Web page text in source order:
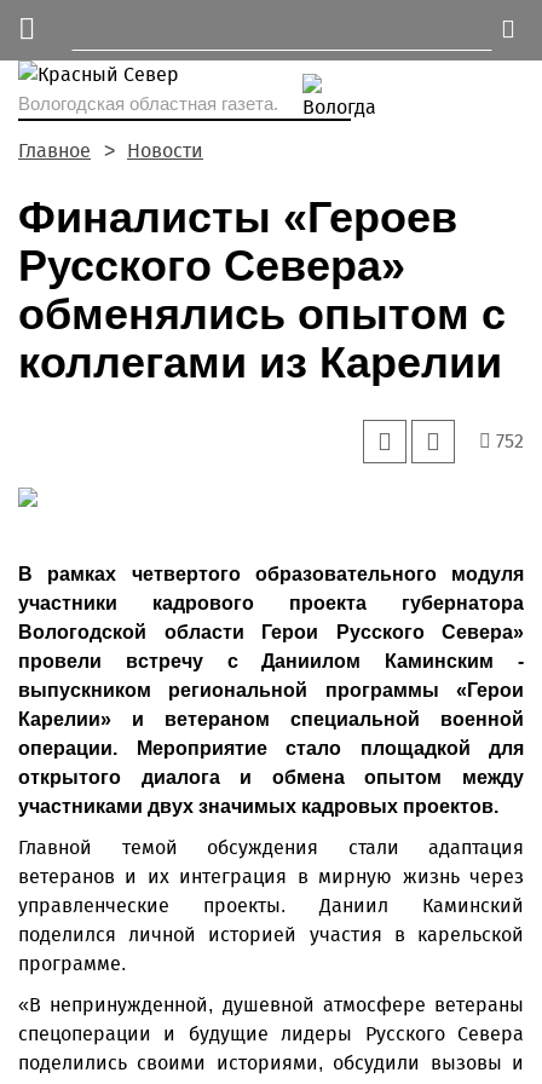
Вологодская областная газета.
Главное Новости
Финалисты «Героев
Русского Севера»
обменялись опытом с
коллегами из Карелии
752
В рамках четвертого образовательного модуля
участники кадрового проекта губернатора
Вологодской области Герои Русского Севера»
провели встречу с Даниилом Каминским -
выпускником региональной программы «Герои
Карелии» и ветераном специальной военной
операции. Мероприятие стало площадкой для
открытого диалога и обмена опытом между
участниками двух значимых кадровых проектов.
Главной темой обсуждения стали адаптация
ветеранов и их интеграция в мирную жизнь через
управленческие проекты. Даниил Каминский
поделился личной историей участия в карельской
программе.
«В непринужденной, душевной атмосфере ветераны
спецоперации и будущие лидеры Русского Севера
поделились своими историями, обсудили вызовы и